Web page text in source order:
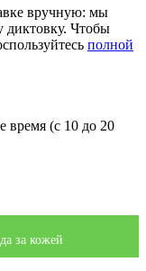
вручную: мы
диктовку. Чтобы
полной
время (с 10 до 20
за кожей